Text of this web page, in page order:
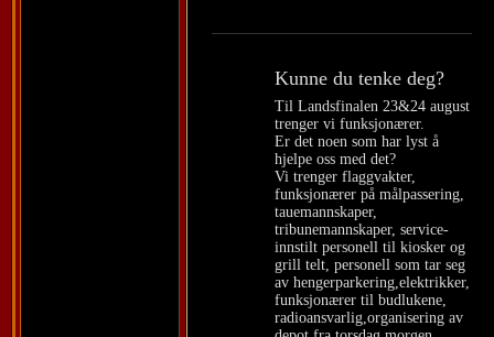
Kunne du tenke deg?
Til Landsfinalen 23&24 august
trenger vi funksjonærer.
Er det noen som har lyst å
hjelpe oss med det?
Vi trenger flaggvakter,
funksjonærer på målpassering,
tauemannskaper,
tribunemannskaper, service-
innstilt personell til kiosker og
grill telt, personell som tar seg
av hengerparkering,elektrikker,
funksjonærer til budlukene,
radioansvarlig,organisering av